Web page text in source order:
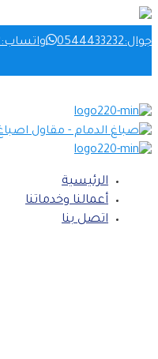
جوال:0544433232 واتساب:0544433232
الرئيسية‎
أعمالنا وخدماتنا‎
اتصل بنا‎